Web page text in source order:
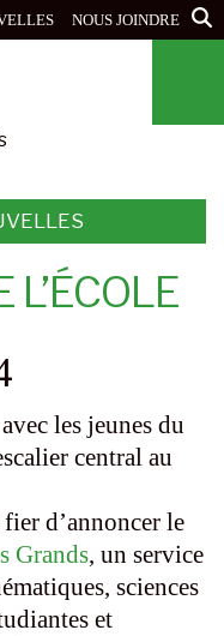
NOUS JOINDRE
d’annoncer le
Grands, un service
sciences
et